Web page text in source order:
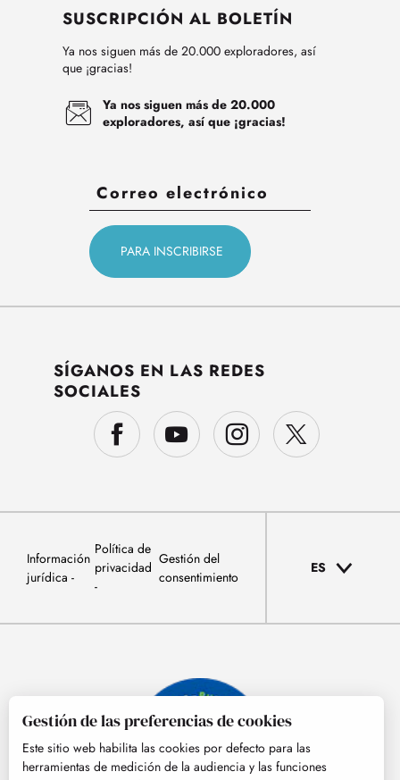
SUSCRIPCIÓN AL BOLETÍN
Ya nos siguen más de 20.000 exploradores, así
que ¡gracias!
Ya nos siguen más de 20.000
exploradores, así que ¡gracias!
SÍGANOS EN LAS REDES
SOCIALES
Información
jurídica
Política de
privacidad
Gestión del
consentimiento
ES
Gestión de las preferencias de cookies
Este sitio web habilita las cookies por defecto para las
herramientas de medición de la audiencia y las funciones